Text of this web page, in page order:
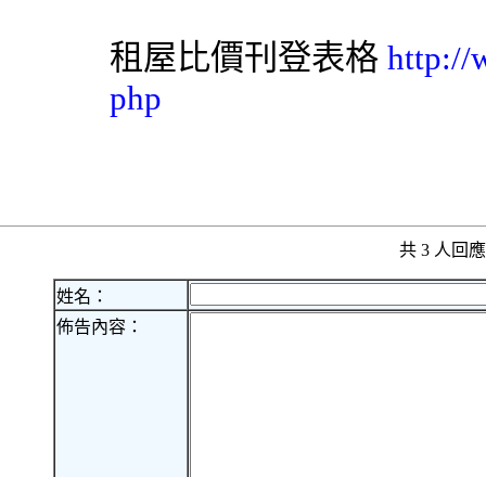
租屋比價刊登表格 http://
php
共 3 人回
姓名：
佈告內容：